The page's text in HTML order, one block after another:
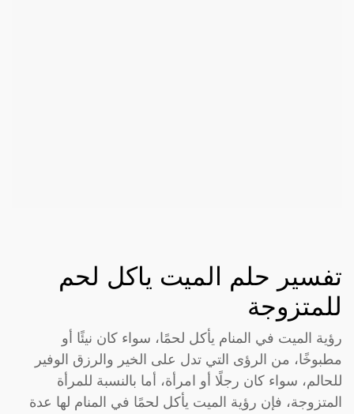
تفسير حلم الميت ياكل لحم
للمتزوجة
رؤية الميت في المنام يأكل لحمًا، سواء كان نيئًا أو
مطبوخًا، من الرؤى التي تدل على الخير والرزق الوفير
للحالم، سواء كان رجلًا أو امرأة، أما بالنسبة للمرأة
المتزوجة، فإن رؤية الميت يأكل لحمًا في المنام لها عدة